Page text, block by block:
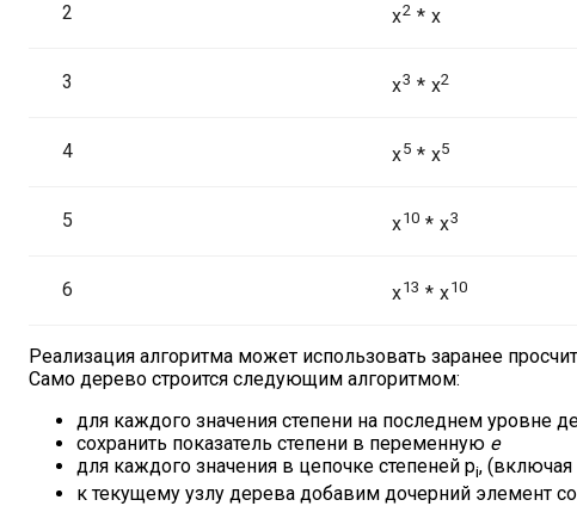
2 x2 * x
3 x3 * x2
4 x5 * x5
5 x10 * x3
6 x13 * x10
Реализация алгоритма может использовать заранее
Само дерево строится следующим алгоритмом:
для каждого значения степени на последнем уровне
сохранить показатель степени в переменную e
для каждого значения в цепочке степеней pi, (включая
к текущему узлу дерева добавим дочерний элемент